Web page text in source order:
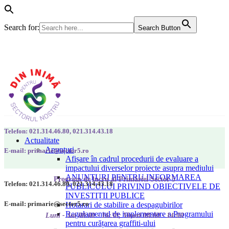
Search for: Search Button
Actualitate
Anunțuri
Afișare în cadrul procedurii de evaluare a
impactului diverselor proiecte asupra mediului
ANUNȚURI PENTRU INFORMAREA
PUBLICULUI PRIVIND OBIECTIVELE DE
INVESTIȚII PUBLICE
Hotarari de stabilire a despagubirilor
Regulamentul de implementare a Programului
pentru curățarea graffiti-ului
Telefon: 021.314.46.80, 021.314.43.18
E-mail: primarie@sector5.ro
Program de lucru al Primăriei Sector 5
Luni - Joi 08:00 - 16:30; Vineri 08:00 - 14:00
Telefon: 021.314.46.80, 021.314.43.18
E-mail: primarie@sector5.ro